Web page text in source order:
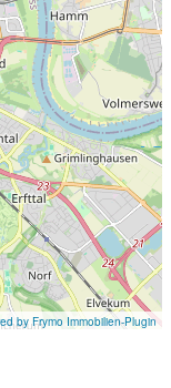
by Frymo Immobilien-Plugin